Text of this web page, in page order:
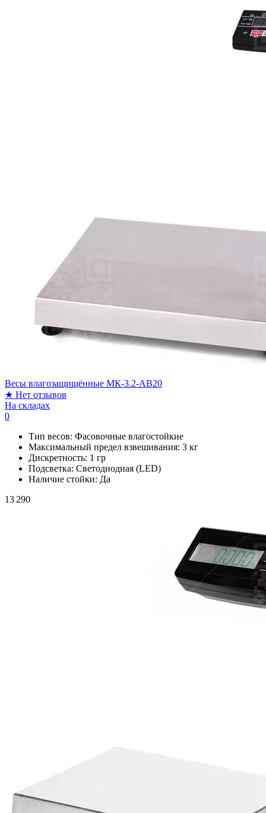
Весы влагозащищённые МК-3.2-AB20
★ Нет отзывов
На складах
0
Тип весов: Фасовочные влагостойкие
Максимальный предел взвешивания: 3 кг
Дискретность: 1 гр
Подсветка: Светодиодная (LED)
Наличие стойки: Да
13 290